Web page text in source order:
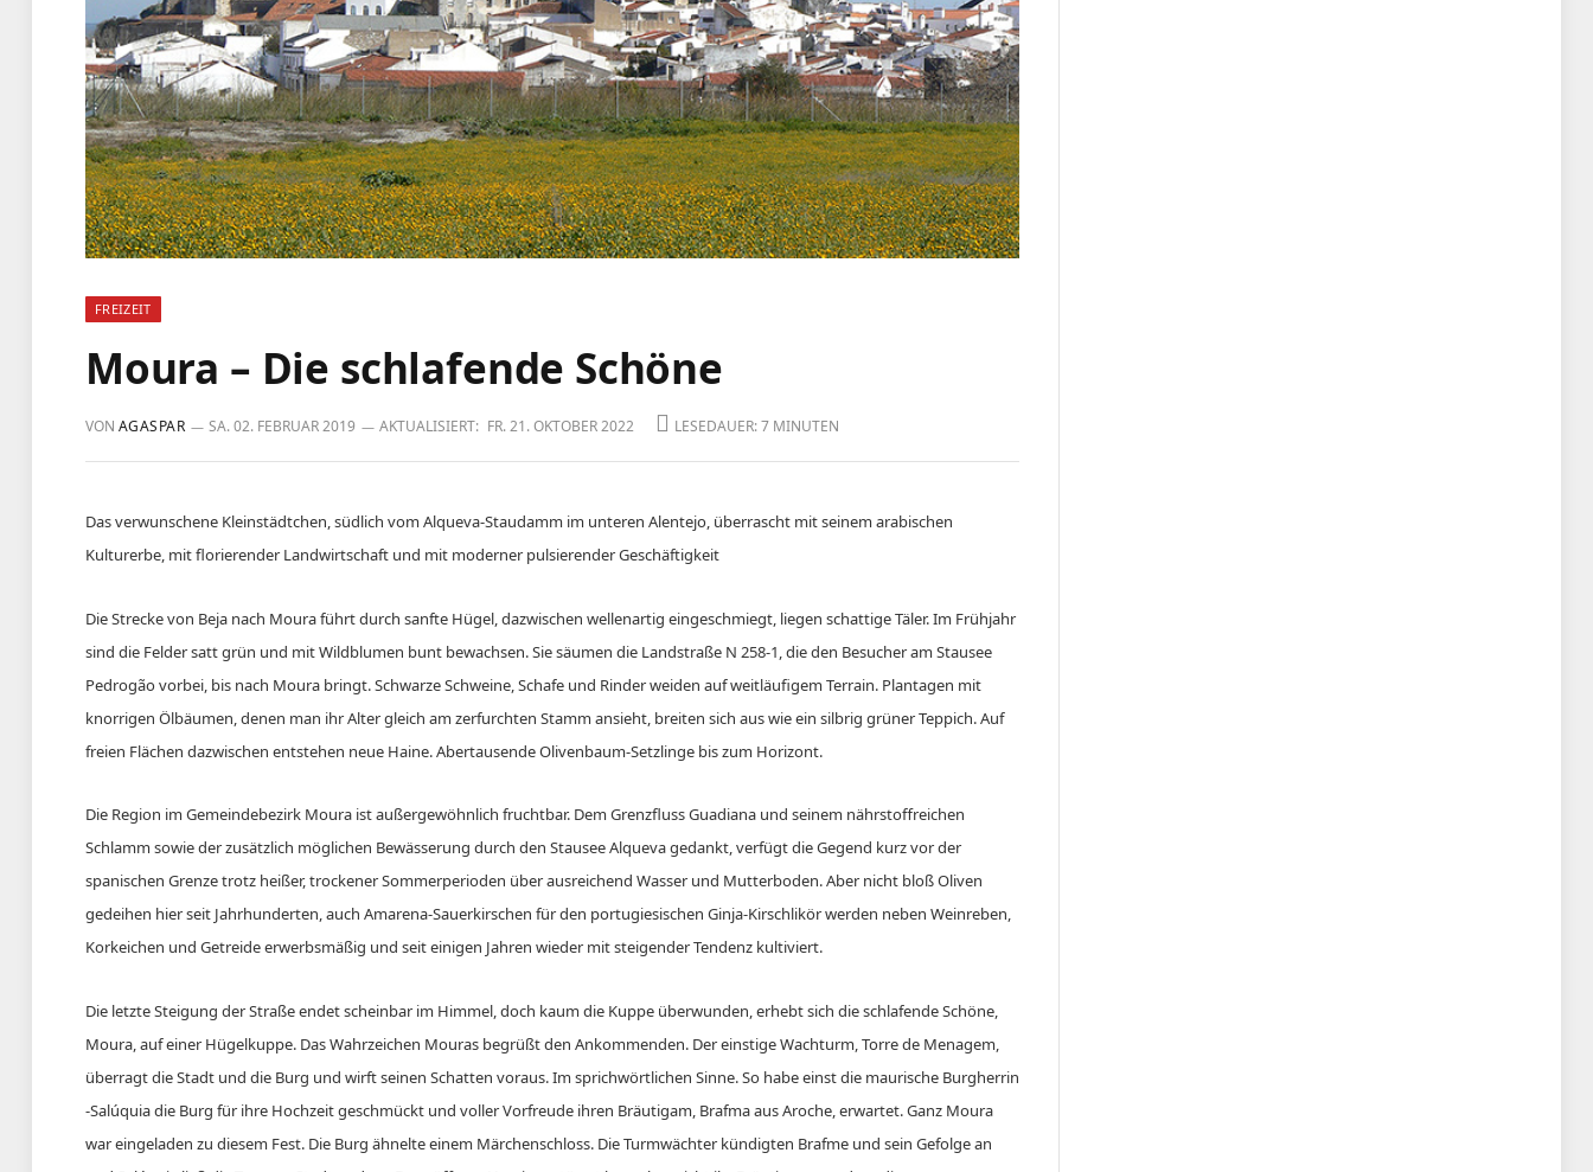
FREIZEIT
Moura – Die schlafende Schöne
VON AGASPAR SA. 02. FEBRUAR 2019 AKTUALISIERT: FR. 21. OKTOBER 2022 LESEDAUER: 7 MINUTEN
Das verwunschene Kleinstädtchen, südlich vom Alqueva-Staudamm im unteren Alentejo, überrascht mit seinem arabischen
Kulturerbe, mit florierender Landwirtschaft und mit moderner pulsierender Geschäftigkeit
Die Strecke von Beja nach Moura führt durch sanfte Hügel, dazwischen wellenartig eingeschmiegt, liegen schattige Täler. Im Frühjahr
sind die Felder satt grün und mit Wildblumen bunt bewachsen. Sie säumen die Landstraße N 258-1, die den Besucher am Stausee
Pedrogão vorbei, bis nach Moura bringt. Schwarze Schweine, Schafe und Rinder weiden auf weitläufigem Terrain. Plantagen mit
knorrigen Ölbäumen, denen man ihr Alter gleich am zerfurchten Stamm ansieht, breiten sich aus wie ein silbrig grüner Teppich. Auf
freien Flächen dazwischen entstehen neue Haine. Abertausende Olivenbaum-Setzlinge bis zum Horizont.
Die Region im Gemeindebezirk Moura ist außergewöhnlich fruchtbar. Dem Grenzfluss Guadiana und seinem nährstoffreichen
Schlamm sowie der zusätzlich möglichen Bewässerung durch den Stausee Alqueva gedankt, verfügt die Gegend kurz vor der
spanischen Grenze trotz heißer, trockener Sommerperioden über ausreichend Wasser und Mutterboden. Aber nicht bloß Oliven
gedeihen hier seit Jahrhunderten, auch Amarena-Sauerkirschen für den portugiesischen Ginja-Kirschlikör werden neben Weinreben,
Korkeichen und Getreide erwerbsmäßig und seit einigen Jahren wieder mit steigender Tendenz kultiviert.
Die letzte Steigung der Straße endet scheinbar im Himmel, doch kaum die Kuppe überwunden, erhebt sich die schlafende Schöne,
Moura, auf einer Hügelkuppe. Das Wahrzeichen Mouras begrüßt den Ankommenden. Der einstige Wachturm, Torre de Menagem,
überragt die Stadt und die Burg und wirft seinen Schatten voraus. Im sprichwörtlichen Sinne. So habe einst die maurische Burgherrin
-Salúquia die Burg für ihre Hochzeit geschmückt und voller Vorfreude ihren Bräutigam, Brafma aus Aroche, erwartet. Ganz Moura
war eingeladen zu diesem Fest. Die Burg ähnelte einem Märchenschloss. Die Turmwächter kündigten Brafme und sein Gefolge an